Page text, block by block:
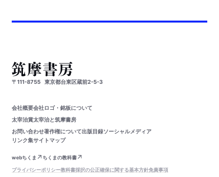
〒111-8755 東京都台東区蔵前2-5-3
会社概要会社ロゴ・銘板について
太宰治賞太宰治と筑摩書房
お問い合わせ著作権について出版目録ソーシャルメディア
リンク集サイトマップ
webちくま
ちくまの教科書
プライバシーポリシー教科書採択の公正確保に関する基本方針免責事項